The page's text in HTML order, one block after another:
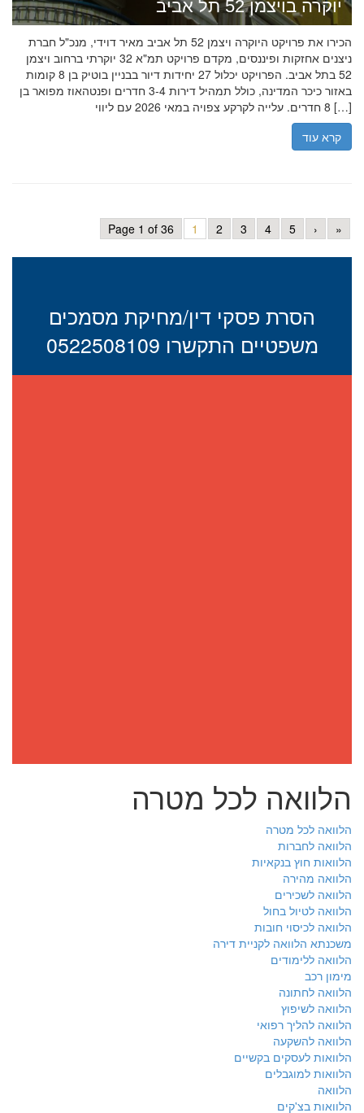
יוקרה בויצמן 52 תל אביב
הכירו את פרויקט היוקרה ויצמן 52 תל אביב מאיר דוידי, מנכ"ל חברת
ניצנים אחזקות ופיננסים, מקדם פרויקט תמ"א 32 יוקרתי ברחוב ויצמן
52 בתל אביב. הפרויקט יכלול 27 יחידות דיור בבניין בוטיק בן 8 קומות
באזור כיכר המדינה, כולל תמהיל דירות 3-4 חדרים ופנטהאוז מפואר בן
8 חדרים. עלייה לקרקע צפויה במאי 2026 עם ליווי […]
קרא עוד
Page 1 of 36 1 2 3 4 5 › »
הסרת פסקי דין/מחיקת מסמכים
משפטיים התקשרו 0522508109
הלוואה לכל מטרה
הלוואה לכל מטרה
הלוואה לחברות
הלוואות חוץ בנקאיות
הלוואה מהירה
הלוואה לשכירים
הלוואה לטיול בחול
הלוואה לכיסוי חובות
משכנתא הלוואה לקניית דירה
הלוואה ללימודים
מימון רכב
הלוואה לחתונה
הלוואה לשיפוץ
הלוואה להליך רפואי
הלוואה להשקעה
הלוואות לעסקים בקשיים
הלוואות למוגבלים
הלוואה
הלוואות בצ'קים